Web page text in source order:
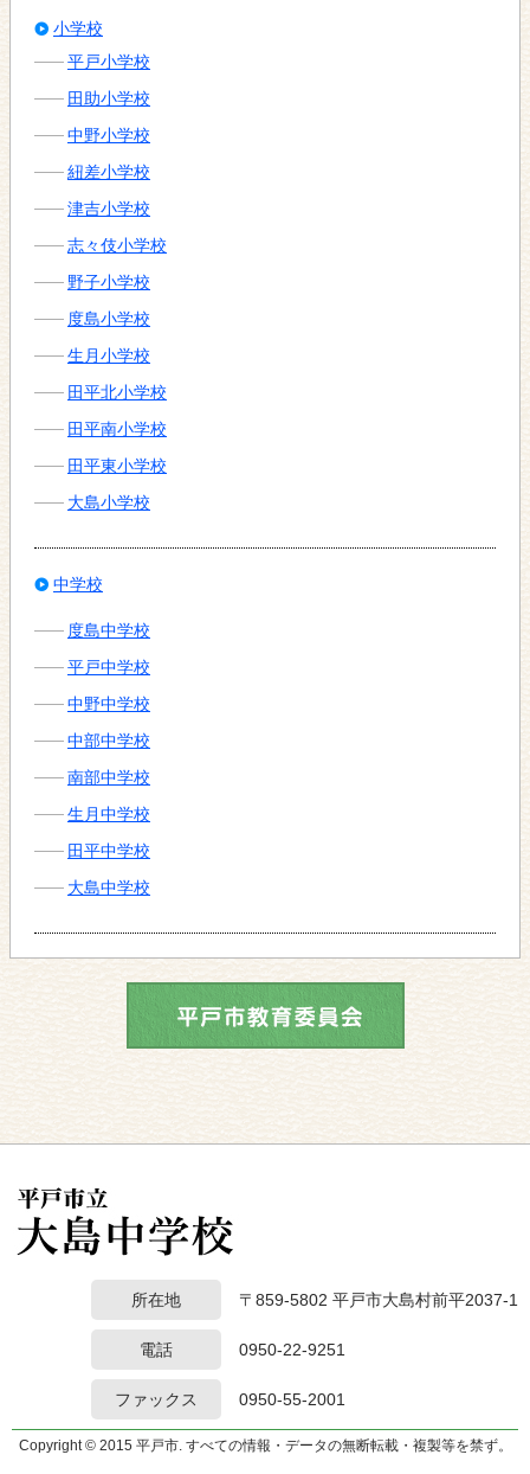
小学校
平戸小学校
田助小学校
中野小学校
紐差小学校
津吉小学校
志々伎小学校
野子小学校
度島小学校
生月小学校
田平北小学校
田平南小学校
田平東小学校
大島小学校
中学校
度島中学校
平戸中学校
中野中学校
中部中学校
南部中学校
生月中学校
田平中学校
大島中学校
所在地 〒859-5802 平戸市大島村前平2037-1
電話 0950-22-9251
ファックス 0950-55-2001
Copyright © 2015 平戸市. すべての情報・データの無断転載・複製等を禁ず。